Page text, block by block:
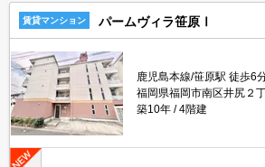
ても便利です。
賃貸マンション パームヴィラ笹原Ⅰ
鹿児島本線/笹原駅 徒歩6
福岡県福岡市南区井尻２
築10年
4階建